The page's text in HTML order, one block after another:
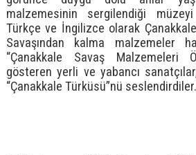
malzemesinin sergilendiği
Türkçe ve İngilizce olarak
Savaşından kalma malzemeler
“Çanakkale Savaş Malzemeleri
gösteren yerli ve yabancı
“Çanakkale Türküsü”nü seslendirdiler.